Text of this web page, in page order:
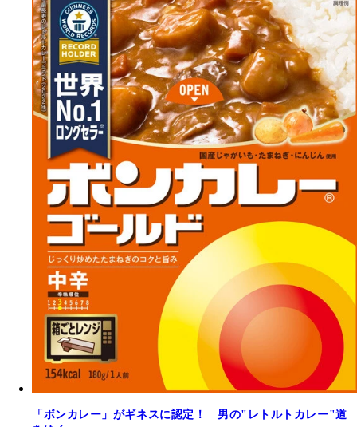
「ボンカレー」がギネスに認定！ 男の"レトルトカレー"道